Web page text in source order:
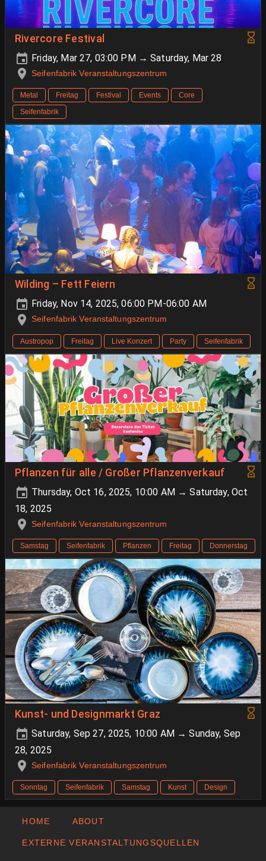
Rivercore Festival
Friday, Mar 27, 03:00 PM → Saturday, Mar 28
Seifenfabrik Veranstaltungszentrum
Metal Freitag Festival Events
Core
Seifenfabrik
Wilding – Fett Feiern
Friday, Nov 14, 2025, 06:00 PM-06:00 AM
Seifenfabrik Veranstaltungszentrum
Austropop Freitag Live Konzert Party Seifenfabrik
Pflanzen für alle / Großer Pflanzenverkauf
Thursday, Oct 16, 2025, 10:00 AM → Saturday, Oct
18, 2025
Seifenfabrik Veranstaltungszentrum
Samstag Seifenfabrik Pflanzen Freitag Donnerstag
Kunst- und Designmarkt Graz
Saturday, Sep 27, 2025, 10:00 AM → Sunday, Sep
28, 2025
Seifenfabrik Veranstaltungszentrum
Sonntag Seifenfabrik Samstag Kunst Design
HOME ABOUT
EXTERNE VERANSTALTUNGSQUELLEN